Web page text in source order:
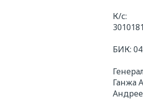
К/с:
БИК:
Ганжа